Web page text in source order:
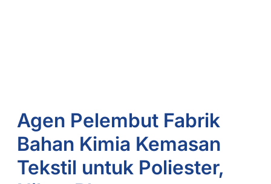
Agen Pelembut Fabrik
Bahan Kimia Kemasan
Tekstil untuk Poliester,